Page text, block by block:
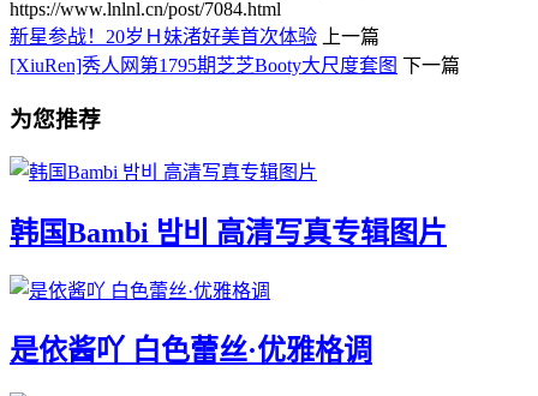
https://www.lnlnl.cn/post/7084.html
新星参战！20岁Ｈ妹渚好美首次体验
上一篇
[XiuRen]秀人网第1795期芝芝Booty大尺度套图 下一篇
为您推荐
韩国Bambi 밤비 高清写真专辑图片
是依酱吖 白色蕾丝·优雅格调